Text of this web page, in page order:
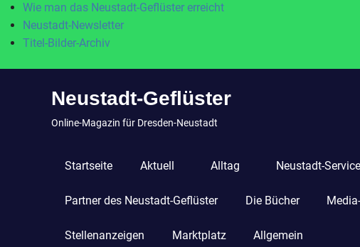
Wie man das Neustadt-Geflüster erreicht
Neustadt-Newsletter
Titel-Bilder-Archiv
Neustadt-Geflüster
Online-Magazin für Dresden-Neustadt
Startseite Aktuell Alltag Neustadt-Service
Partner des Neustadt-Geflüster Die Bücher
Stellenanzeigen Marktplatz Allgemein